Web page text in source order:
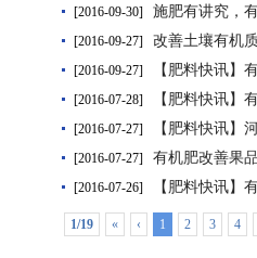
[2016-09-30] 施肥有讲究，
[2016-09-27] 改善土壤有机
[2016-09-27] 【肥料快讯】
[2016-07-28] 【肥料快讯】
[2016-07-27] 【肥料快讯】
[2016-07-27] 有机肥改善果
[2016-07-26] 【肥料快讯】
1/19 « ‹ 1 2 3 4